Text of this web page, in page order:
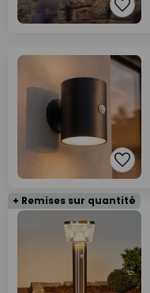
+ Remises sur quantité